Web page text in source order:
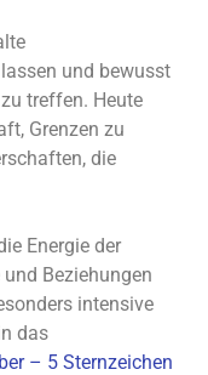
und bewusst
treffen. Heute
Grenzen zu
die
Energie der
Beziehungen
intensive
das
– 5 Sternzeichen